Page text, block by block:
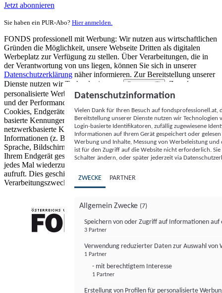
Jetzt abonnieren
Sie haben ein PUR-Abo? Hier anmelden.
FONDS professionell mit Werbung: Wir nutzen aus wirtschaftlichen
Gründen die Möglichkeit, unsere Webseite Dritten als digitalen
Werbeplatz zur Verfügung zu stellen. Über Verarbeitungen, die in
der Verantwortung von uns liegen, können Sie sich in unserer
Datenschutzerklärung näher informieren. Zur Bereitstellung unserer
Dienste nutzen wir Technologien von
Partnern (5)
. Zwecke:
personalisierte Werbung und Inhalte, Messung von Werbeleistung
und der Performance von Inhalten sowie Zielgruppenforschung.
Cookies, Endgeräte- oder ähnliche Online-Kennungen (z. B. login-
basierte Kennungen, zufällig generierte Kennungen,
netzwerkbasierte Kennungen) können zusammen mit anderen
Informationen (z. B. Browsertyp und Browserinformationen,
Sprache, Bildschirmgröße, unterstützte Technologien usw.) auf
Ihrem Endgerät gespeichert oder von dort ausgelesen werden, um es
jedes Mal wiederzuerkennen, wenn es eine App oder einer Webseite
aufruft. Dies geschieht für einen oder mehrere der hier aufgeführten
Verarbeitungszwecke.
Datenschutzinformation
Vielen Dank für Ihren Besuch auf
Bereitstellung unserer Dienste nutzen wir Technologien
Login-basierte Identifikatoren, zufällig zugewiesene
Informationen auf Ihrem Gerät gespeichert oder
Werbung und Inhalte, Messung von Werbeleistung
ist für den Zugriff auf die Website nicht erforderlich.
Schalter ändern, oder später jederzeit via
ZWECKE PARTNER
Allgemein Zwecke (7)
Speichern von oder Zugriff auf Informationen auf
3 Partner
Verwendung reduzierter Daten zur Auswahl von
1 Partner
- mit berechtigtem Interesse
1 Partner
Erstellung von Profilen für personalisierte
FONDS professionell